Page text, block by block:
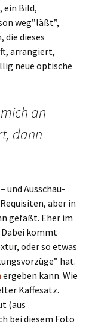
ein Bild,
weg”läßt”,
die dieses
arrangiert,
neue optische
an
dann
und Ausschau-
aber in
gefaßt. Eher im
kommt
oder so etwas
hat.
ergeben kann. Wie
Kaffesatz.
(aus
bei diesem Foto